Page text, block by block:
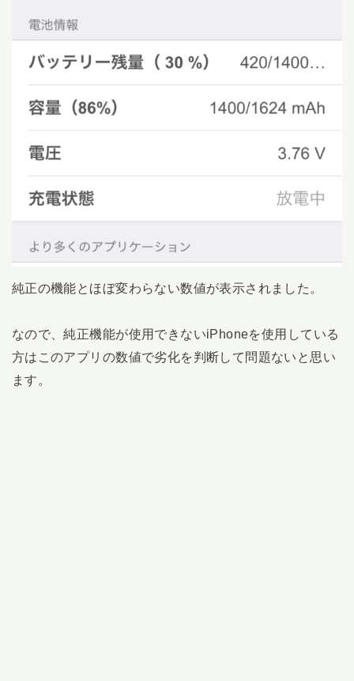
純正の機能とほぼ変わらない数値が表示されました。
なので、純正機能が使用できないiPhoneを使用している
方はこのアプリの数値で劣化を判断して問題ないと思い
ます。